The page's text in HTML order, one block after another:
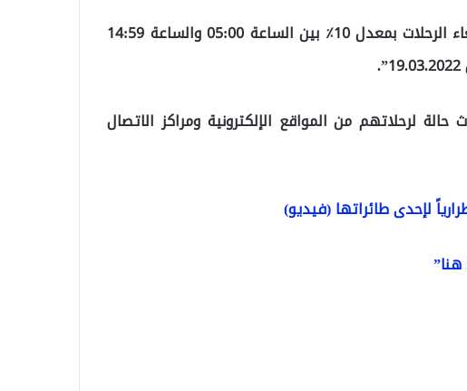
“بالنسبة لرحلات مطار صبيحة كوكجن ، تقرر إلغاء الرحلات بمعدل 10٪ بين الساعة 05:00 والساعة 14:59
لرحلاتهم من المواقع الإلكترونية ومراكز الاتصال
لإحدى طائراتها (فيديو)